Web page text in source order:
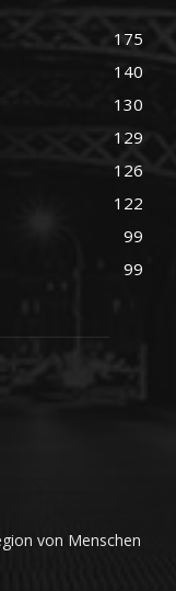
175
140
130
129
126
122
99
99
von Menschen